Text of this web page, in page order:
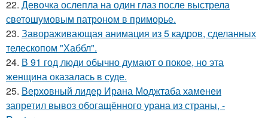
22. Девочка ослепла на один глаз после выстрела
светошумовым патроном в приморье.
23. Завораживающая анимация из 5 кадров, сделанных
телескопом "Хаббл".
24. В 91 год люди обычно думают о покое, но эта
женщина оказалась в суде.
25. Верховный лидер Ирана Моджтаба хаменеи
запретил вывоз обогащённого урана из страны, -